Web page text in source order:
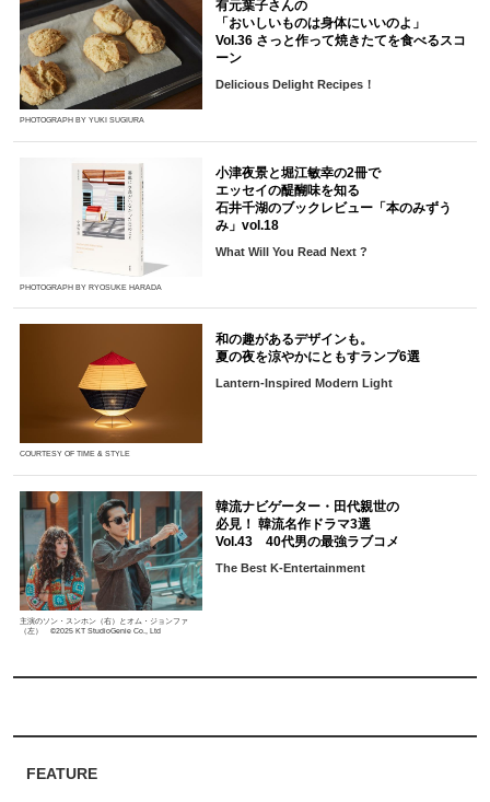
FEATURE
PHOTOGRAPH BY YUKI SUGIURA
有元葉子さんの
「おいしいものは身体にいいのよ」
Vol.36 さっと作って焼きたてを食べるスコ
ーン
Delicious Delight Recipes！
PHOTOGRAPH BY RYOSUKE HARADA
小津夜景と堀江敏幸の2冊で
エッセイの醍醐味を知る
石井千湖のブックレビュー「本のみずう
み」vol.18
What Will You Read Next ?
COURTESY OF TIME & STYLE
和の趣があるデザインも。
夏の夜を涼やかにともすランプ6選
Lantern-Inspired Modern Light
主演のソン・スンホン（右）とオム・ジョンファ
（左） ©2025 KT StudioGenie Co., Ltd
韓流ナビゲーター・田代親世の
必見！ 韓流名作ドラマ3選
Vol.43 40代男の最強ラブコメ
The Best K-Entertainment